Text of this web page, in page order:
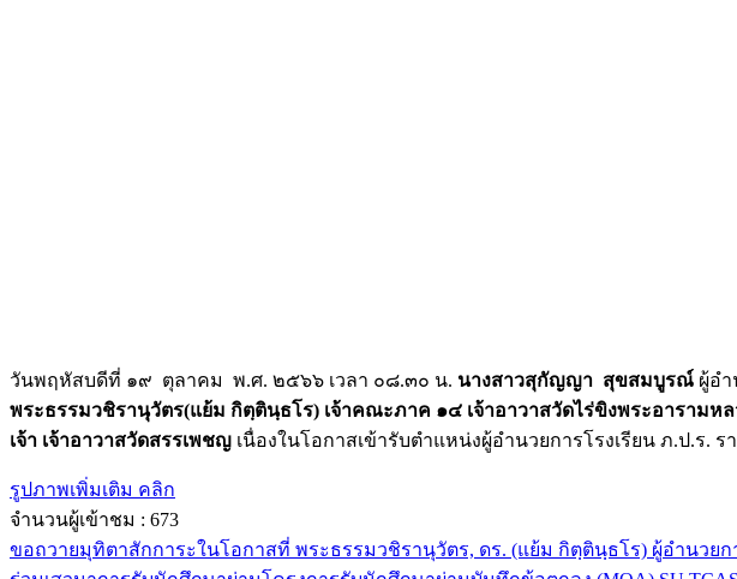
วันพฤหัสบดีที่ ๑๙ ตุลาคม พ.ศ. ๒๕๖๖ เวลา ๐๘.๓๐ น. นางสาวสุกัญญา สุขสมบูรณ์ ผู้อ
พระธรรมวชิรานุวัตร(แย้ม กิตฺตินฺธโร) เจ้าคณะภาค ๑๔ เจ้าอาวาสวัดไร่ขิงพระอาราม
เจ้า เจ้าอาวาสวัดสรรเพชญ เนื่องในโอกาสเข้ารับตำแหน่งผู้อำนวยการโรงเรียน ภ.ป.ร.
รูปภาพเพิ่มเติม คลิก
จำนวนผู้เข้าชม : 673
ขอถวายมุทิตาสักการะในโอกาสที่ พระธรรมวชิรานุวัตร, ดร. (แย้ม กิตฺตินฺธโร) ผู้อำนว